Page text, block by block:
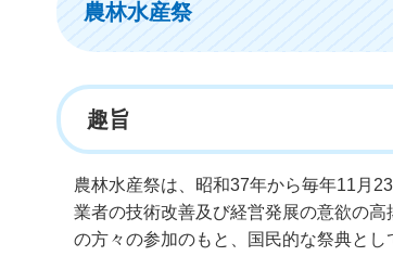
農林水産祭
趣旨
農林水産祭は、昭和37年から毎年11月
業者の技術改善及び経営発展の意欲の
の方々の参加のもと、国民的な祭典とし